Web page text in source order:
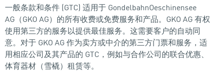
一般条款和条件 (GTC) 适用于 GondelbahnOeschinensee
AG（GKO AG）的所有收费或免费服务和产品。GKO AG 有权
使用第三方的服务以提供最佳服务。这需要客户的自动同
意。对于 GKO AG 作为卖方或中介的第三方门票和服务，适
用相应公司及其产品的 GTC，例如与合作公司的联合优惠、
体育器材（雪橇）租赁等。